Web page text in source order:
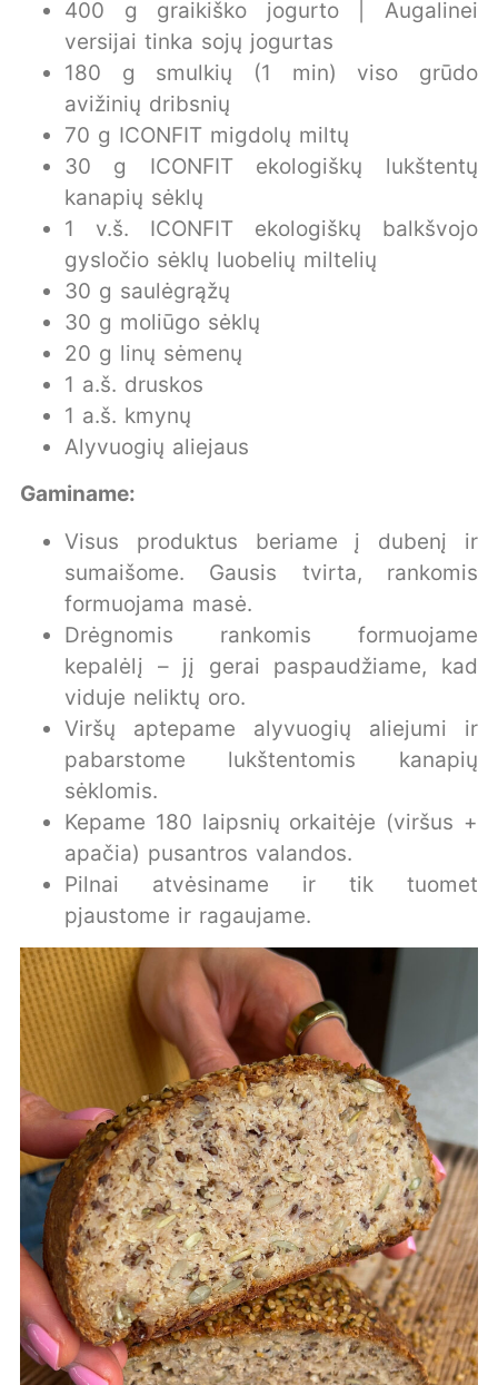
400 g graikiško jogurto | Augalinei
versijai tinka sojų jogurtas
180 g smulkių (1 min) viso grūdo
avižinių dribsnių
70 g ICONFIT migdolų miltų
30 g ICONFIT ekologiškų lukštentų
kanapių sėklų
1 v.š. ICONFIT ekologiškų balkšvojo
gysločio sėklų luobelių miltelių
30 g saulėgrąžų
30 g moliūgo sėklų
20 g linų sėmenų
1 a.š. druskos
1 a.š. kmynų
Alyvuogių aliejaus
Gaminame:
Visus produktus beriame į dubenį ir
sumaišome. Gausis tvirta, rankomis
formuojama masė.
Drėgnomis rankomis formuojame
kepalėlį – jį gerai paspaudžiame, kad
viduje neliktų oro.
Viršų aptepame alyvuogių aliejumi ir
pabarstome lukštentomis kanapių
sėklomis.
Kepame 180 laipsnių orkaitėje (viršus +
apačia) pusantros valandos.
Pilnai atvėsiname ir tik tuomet
pjaustome ir ragaujame.